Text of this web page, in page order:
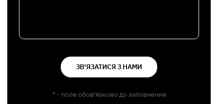
ЗВ'ЯЗАТИСЯ З НАМИ
* - поле обов'язково до заповнення